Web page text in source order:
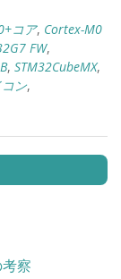
コア, Cortex-M0
FW,
, STM32CubeMX,
ン,
察